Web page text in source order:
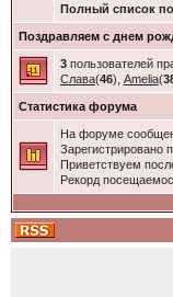
Полный список
Поздравляем с днем
3пользователей
Слава(46), Amelia(
Статистика форума
На форуме
Зарегистрировано
Приветствуем
Рекорд